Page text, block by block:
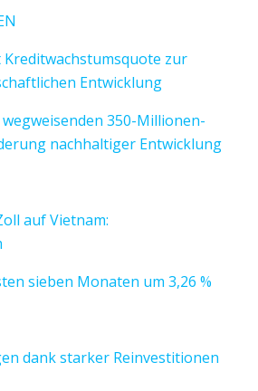
zur
Entwicklung
350-Millionen-
nachhaltiger Entwicklung
auf Vietnam:
sieben Monaten um 3,26 %
dank starker Reinvestitionen